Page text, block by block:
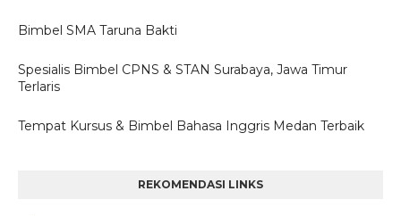
Bimbel SMA Taruna Bakti
Spesialis Bimbel CPNS & STAN Surabaya, Jawa Timur
Terlaris
Tempat Kursus & Bimbel Bahasa Inggris Medan Terbaik
REKOMENDASI LINKS